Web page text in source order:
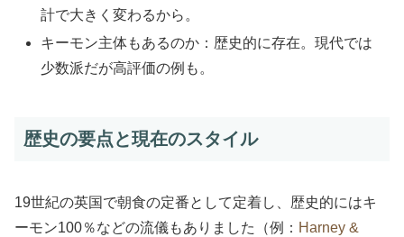
計で大きく変わるから。
キーモン主体もあるのか：歴史的に存在。現代では
少数派だが高評価の例も。
歴史の要点と現在のスタイル
19世紀の英国で朝食の定番として定着し、歴史的にはキ
ーモン100％などの流儀もありました（例： Harney &